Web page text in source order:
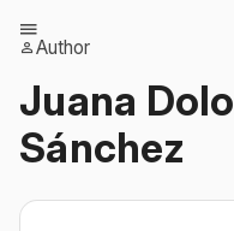
Author
Juana
Sánchez